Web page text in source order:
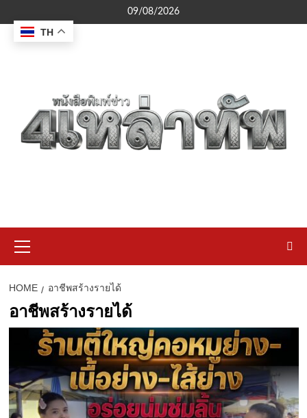
to
content
09/08/2026
Menu
HOME อาชีพสร้างรายได้
อาชีพสร้างรายได้
TH